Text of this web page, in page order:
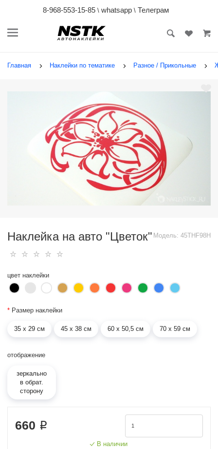
8-968-553-15-85 \ whatsapp\ Телеграм
Главная Наклейки по тематике Разное / Прикольные
Модель: 45THF98H
Наклейка на авто "Цветок"
цвет наклейки
* Размер наклейки
35 х 29 см 45 х 38 см 60 х 50,5 см 70 х 59 см
отображение
зеркально
в обрат.
сторону
660 ₽
В наличии